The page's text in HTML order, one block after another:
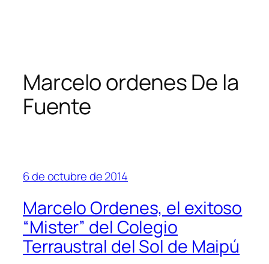
Marcelo ordenes De la
Fuente
6 de octubre de 2014
Marcelo Ordenes, el exitoso
“Mister” del Colegio
Terraustral del Sol de Maipú